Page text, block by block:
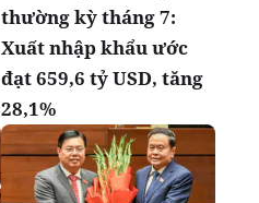
thường kỳ tháng 7:
Xuất nhập khẩu ước
đạt 659,6 tỷ USD, tăng
28,1%